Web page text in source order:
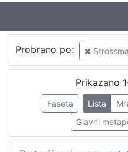
Probrano po:
Prikazano
Faseta Lista
Glavni